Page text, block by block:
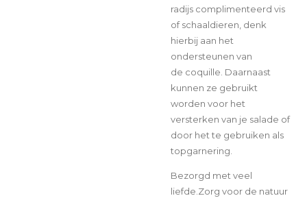
radijs complimenteerd vis
of schaaldieren, denk
hierbij aan het
ondersteunen van
de coquille. Daarnaast
kunnen ze gebruikt
worden voor het
versterken van je salade of
door het te gebruiken als
topgarnering.
Bezorgd met veel
liefde.Zorg voor de natuur